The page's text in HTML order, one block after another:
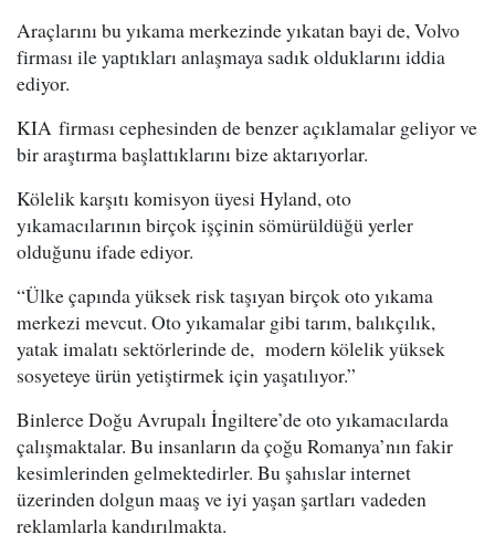
Araçlarını bu yıkama merkezinde yıkatan bayi de, Volvo
firması ile yaptıkları anlaşmaya sadık olduklarını iddia
ediyor.
KIA firması cephesinden de benzer açıklamalar geliyor ve
bir araştırma başlattıklarını bize aktarıyorlar.
Kölelik karşıtı komisyon üyesi Hyland, oto
yıkamacılarının birçok işçinin sömürüldüğü yerler
olduğunu ifade ediyor.
“Ülke çapında yüksek risk taşıyan birçok oto yıkama
merkezi mevcut. Oto yıkamalar gibi tarım, balıkçılık,
yatak imalatı sektörlerinde de, modern kölelik yüksek
sosyeteye ürün yetiştirmek için yaşatılıyor.”
Binlerce Doğu Avrupalı İngiltere’de oto yıkamacılarda
çalışmaktalar. Bu insanların da çoğu Romanya’nın fakir
kesimlerinden gelmektedirler. Bu şahıslar internet
üzerinden dolgun maaş ve iyi yaşan şartları vadeden
reklamlarla kandırılmakta.